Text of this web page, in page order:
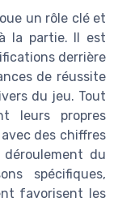
un rôle clé et
la partie. Il est
derrière
de réussite
du jeu. Tout
leurs propres
des chiffres
du
spécifiques,
favorisent les